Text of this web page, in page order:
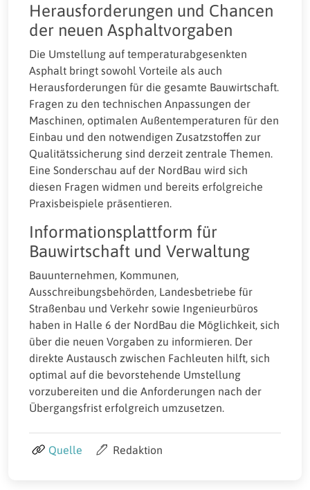
Herausforderungen und Chancen
der neuen Asphaltvorgaben
Die Umstellung auf temperaturabgesenkten
Asphalt bringt sowohl Vorteile als auch
Herausforderungen für die gesamte Bauwirtschaft.
Fragen zu den technischen Anpassungen der
Maschinen, optimalen Außentemperaturen für den
Einbau und den notwendigen Zusatzstoffen zur
Qualitätssicherung sind derzeit zentrale Themen.
Eine Sonderschau auf der NordBau wird sich
diesen Fragen widmen und bereits erfolgreiche
Praxisbeispiele präsentieren.
Informationsplattform für
Bauwirtschaft und Verwaltung
Bauunternehmen, Kommunen,
Ausschreibungsbehörden, Landesbetriebe für
Straßenbau und Verkehr sowie Ingenieurbüros
haben in Halle 6 der NordBau die Möglichkeit, sich
über die neuen Vorgaben zu informieren. Der
direkte Austausch zwischen Fachleuten hilft, sich
optimal auf die bevorstehende Umstellung
vorzubereiten und die Anforderungen nach der
Übergangsfrist erfolgreich umzusetzen.
Quelle Redaktion